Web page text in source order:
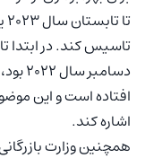
تاسیس کند. در ابتدا
افتاده است و این
اشاره کند.